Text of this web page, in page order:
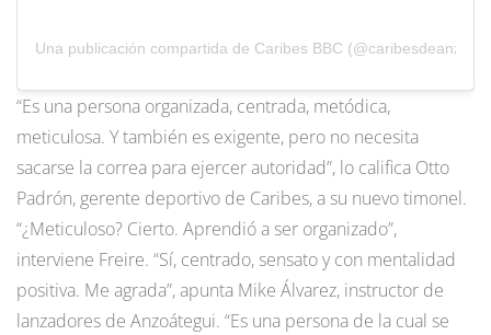
Una publicación compartida de Caribes BBC
“Es una persona organizada, centrada, metódica,
meticulosa. Y también es exigente, pero no necesita
sacarse la correa para ejercer autoridad”, lo califica Otto
Padrón, gerente deportivo de Caribes, a su nuevo timonel.
“¿Meticuloso? Cierto. Aprendió a ser organizado”,
interviene Freire. “Sí, centrado, sensato y con mentalidad
positiva. Me agrada”, apunta Mike Álvarez, instructor de
lanzadores de Anzoátegui. “Es una persona de la cual se